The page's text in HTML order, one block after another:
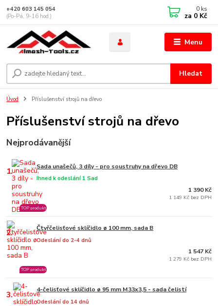
Menu
Hledat
+420 603 145 054
(Po-Pá, 9-16 hod.)
0 ks
za 0 Kč
Úvod Příslušenství strojů na dřevo
Příslušenství strojů na dřevo
Nejprodávanější
1. Sada unašečů, 3 díly - pro soustruhy na dřevo DB
Ihned k odeslání 1 Sad
TOP produkt
1 390 Kč
1 149 Kč bez DPH
2. Čtyřčelisťové sklíčidlo ø 100 mm, sada B
Odeslání do 2-4 dnů
TOP produkt
1 547 Kč
1 279 Kč bez DPH
3. 4-čelisťové sklíčidlo ø 95 mm M33x3,5 - sada čelistí
Odeslání do 14 dnů